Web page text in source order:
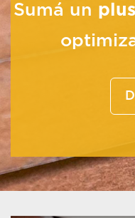
Sumá un plus